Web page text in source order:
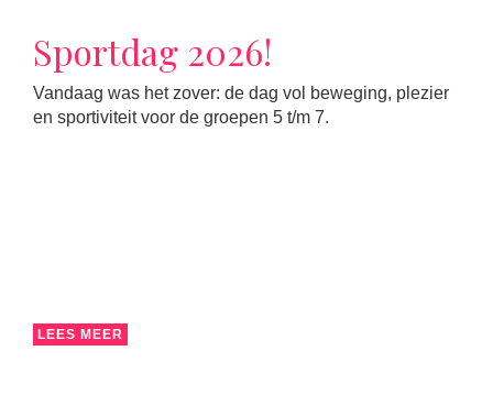
Sportdag 2026!
Vandaag was het zover: de dag vol beweging, plezier
en sportiviteit voor de groepen 5 t/m 7.
LEES MEER